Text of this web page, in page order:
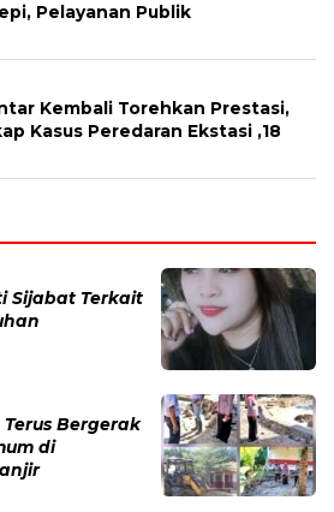
Pelayanan Publik
Kembali Torehkan Prestasi,
Kasus Peredaran Ekstasi ,18
Sijabat Terkait
Bergerak
di